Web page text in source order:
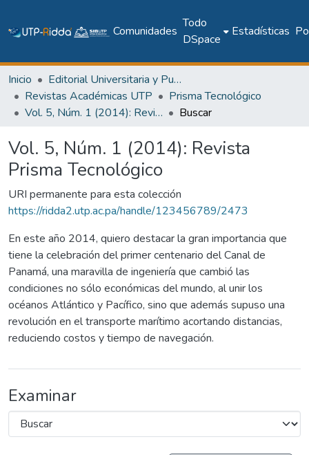
Comunidades
Todo
DSpace
Estadísticas
Inicio
Editorial Universitaria y Publicaciones Seriadas
Revistas Académicas UTP
Prisma Tecnológico
Vol. 5, Núm. 1 (2014): Revista Prisma Tecnológico
Buscar
Vol. 5, Núm. 1 (2014): Revista
Prisma Tecnológico
URI permanente para esta colección
https://ridda2.utp.ac.pa/handle/123456789/2473
En este año 2014, quiero destacar la gran importancia que
tiene la celebración del primer centenario del Canal de
Panamá, una maravilla de ingeniería que cambió las
condiciones no sólo económicas del mundo, al unir los
océanos Atlántico y Pacífico, sino que además supuso una
revolución en el transporte marítimo acortando distancias,
reduciendo costos y tiempo de navegación.
Examinar